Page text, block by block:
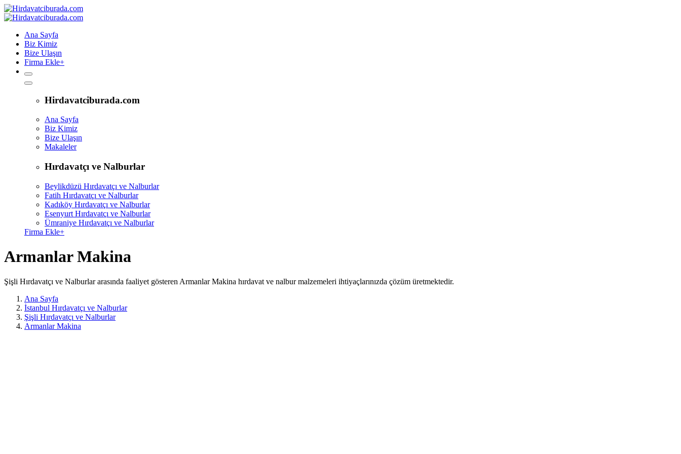
Ana Sayfa
Biz Kimiz
Bize Ulaşın
Firma Ekle+
Hirdavatciburada.com
Ana Sayfa
Biz Kimiz
Bize Ulaşın
Makaleler
Hırdavatçı ve Nalburlar
Beylikdüzü Hırdavatçı ve Nalburlar
Fatih Hırdavatçı ve Nalburlar
Kadıköy Hırdavatçı ve Nalburlar
Esenyurt Hırdavatçı ve Nalburlar
Ümraniye Hırdavatçı ve Nalburlar
Firma Ekle+
Armanlar Makina
Şişli Hırdavatçı ve Nalburlar arasında faaliyet gösteren Armanlar Makina hırdavat ve nalbur malzemeleri ihtiyaçlarınızda çözüm üretmektedir.
Ana Sayfa
İstanbul Hırdavatçı ve Nalburlar
Şişli Hırdavatçı ve Nalburlar
Armanlar Makina